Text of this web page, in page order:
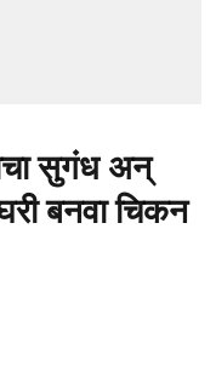
सुगंध अन्
बनवा चिकन